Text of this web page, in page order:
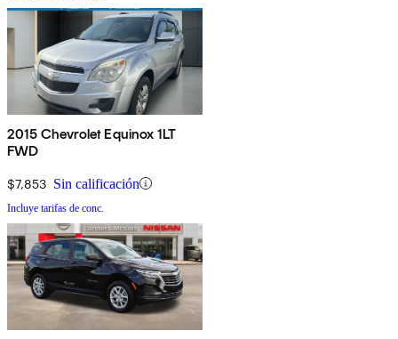
2015 Chevrolet Equinox 1LT
FWD
$7,853 Sin calificación
Incluye tarifas de conc.